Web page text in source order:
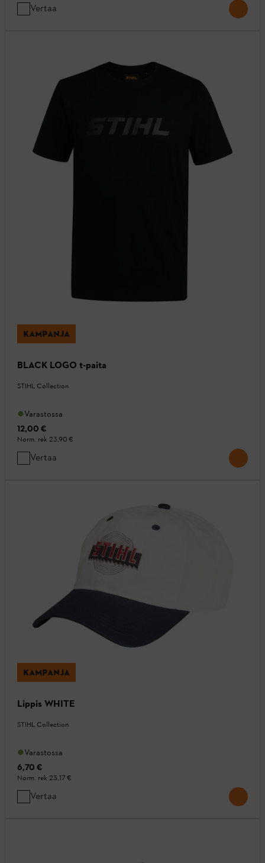
Vertaa
KAMPANJA
BLACK LOGO t-paita
STIHL Collection
Varastossa
12,00 €
Norm. rek 23,90 €
Vertaa
KAMPANJA
Lippis WHITE
STIHL Collection
Varastossa
6,70 €
Norm. rek 23,17 €
Vertaa